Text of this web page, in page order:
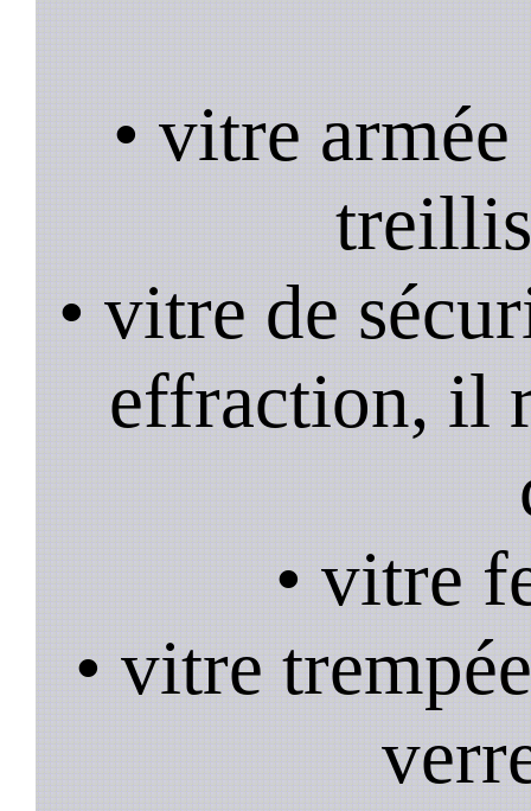
• vitre
• vitre de
effraction, il
• vitre
• vitre